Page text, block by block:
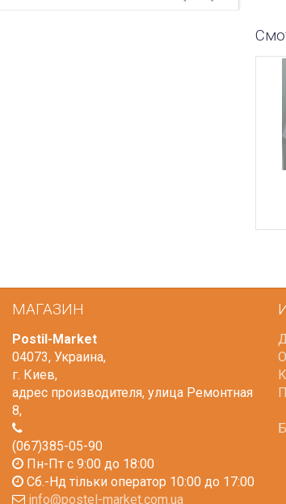
МАГАЗИН
Postil-Market
04073, Украина,
г. Киев,
адрес производителя, улица Ремонтная
8,
(067)385-05-90
Пн-Пт с 9:00 до 18:00
Сб.-Нд тільки оператор 10:00 до 17:00
info@postel-market.com.ua